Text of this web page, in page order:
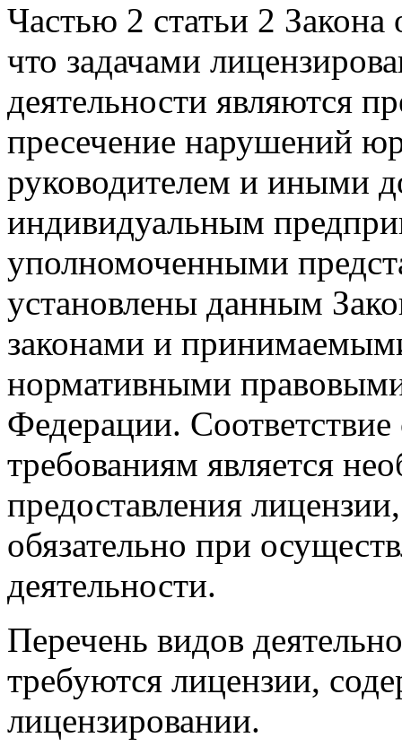
Частью 2 статьи 2
что задачами
деятельности являются
пресечение нарушений
руководителем и иными
индивидуальным
уполномоченными
установлены данным
законами и
нормативными
Федерации.
требованиям является
предоставления
обязательно при
деятельности.
Перечень видов
требуются лицензии,
лицензировании.